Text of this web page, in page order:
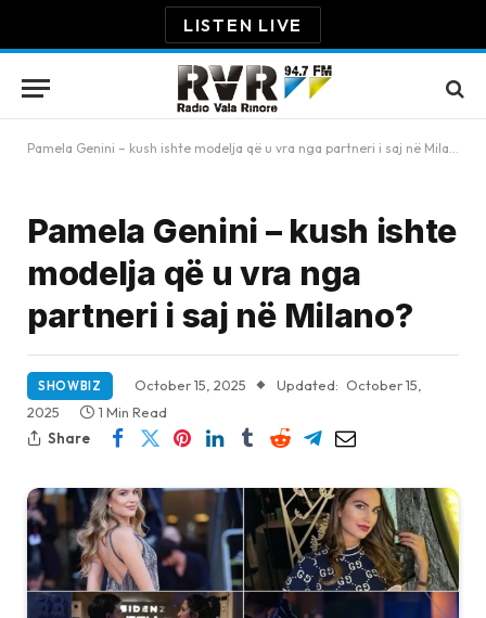
LISTEN LIVE
Pamela Genini – kush ishte modelja që u vra nga partneri i saj në Milano?
Pamela Genini – kush ishte
modelja që u vra nga
partneri i saj në Milano?
SHOWBIZ October 15, 2025 Updated: October 15,
2025
1 Min Read
Share